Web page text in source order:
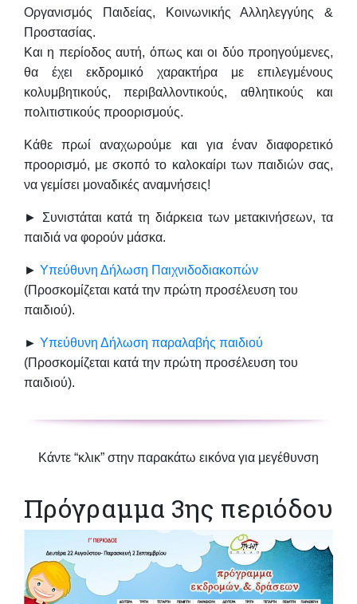
Οργανισμός Παιδείας, Κοινωνικής Αλληλεγγύης &
Προστασίας.
Και η περίοδος αυτή, όπως και οι δύο προηγούμενες,
θα έχει εκδρομικό χαρακτήρα με επιλεγμένους
κολυμβητικούς, περιβαλλοντικούς, αθλητικούς και
πολιτιστικούς προορισμούς.
Κάθε πρωί αναχωρούμε και για έναν διαφορετικό
προορισμό, με σκοπό το καλοκαίρι των παιδιών σας,
να γεμίσει μοναδικές αναμνήσεις!
► Συνιστάται κατά τη διάρκεια των μετακινήσεων, τα
παιδιά να φορούν μάσκα.
► Υπεύθυνη Δήλωση Παιχνιδοδιακοπών
(Προσκομίζεται κατά την πρώτη προσέλευση του
παιδιού).
► Υπεύθυνη Δήλωση παραλαβής παιδιού
(Προσκομίζεται κατά την πρώτη προσέλευση του
παιδιού).
Κάντε “κλικ” στην παρακάτω εικόνα για μεγέθυνση
Πρόγραμμα 3ης περιόδου